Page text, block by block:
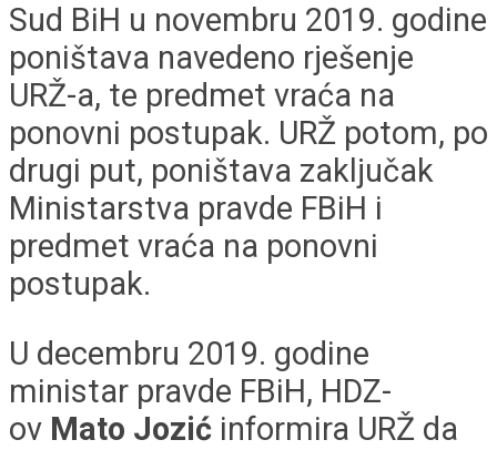
Sud BiH u novembru 2019. godine
poništava navedeno rješenje
URŽ-a, te predmet vraća na
ponovni postupak. URŽ potom, po
drugi put, poništava zaključak
Ministarstva pravde FBiH i
predmet vraća na ponovni
postupak.
U decembru 2019. godine
ministar pravde FBiH, HDZ-
ov Mato Jozić informira URŽ da